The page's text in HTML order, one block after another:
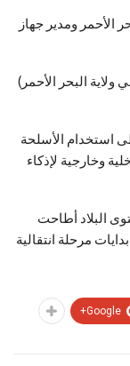
الأحمر ومدير جهاز
البحر الأحمر)
استخدام الأسلحة
وخارجية لإذكاء
البلاد أطاحت
مرحلة انتقالية
Google+